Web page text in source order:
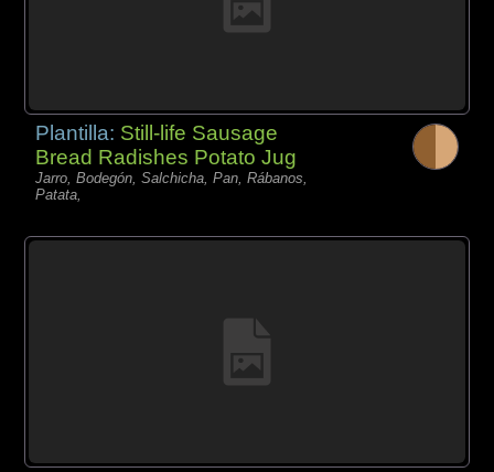
Plantilla: Still-life Sausage
Bread Radishes Potato Jug
Jarro, Bodegón, Salchicha, Pan, Rábanos,
Patata,